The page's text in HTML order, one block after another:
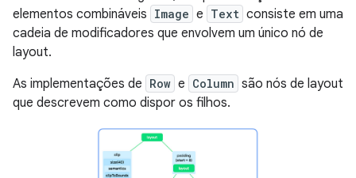
elementos combináveis Image e Text consiste em uma
cadeia de modificadores que envolvem um único nó de
layout.
As implementações de Row e Column são nós de layout
que descrevem como dispor os filhos.